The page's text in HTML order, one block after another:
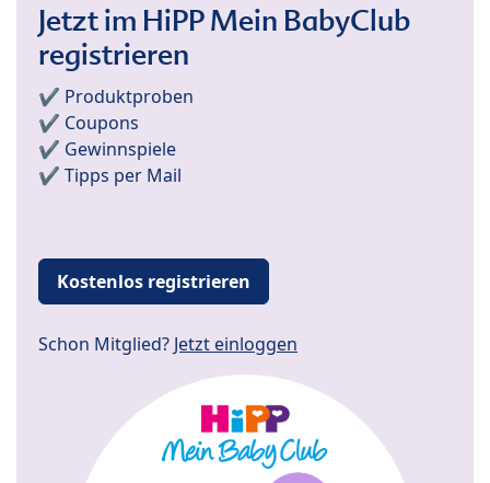
Jetzt im HiPP Mein BabyClub
registrieren
✔️ Produktproben
✔️ Coupons
✔️ Gewinnspiele
✔️ Tipps per Mail
Kostenlos registrieren
Schon Mitglied? Jetzt einloggen